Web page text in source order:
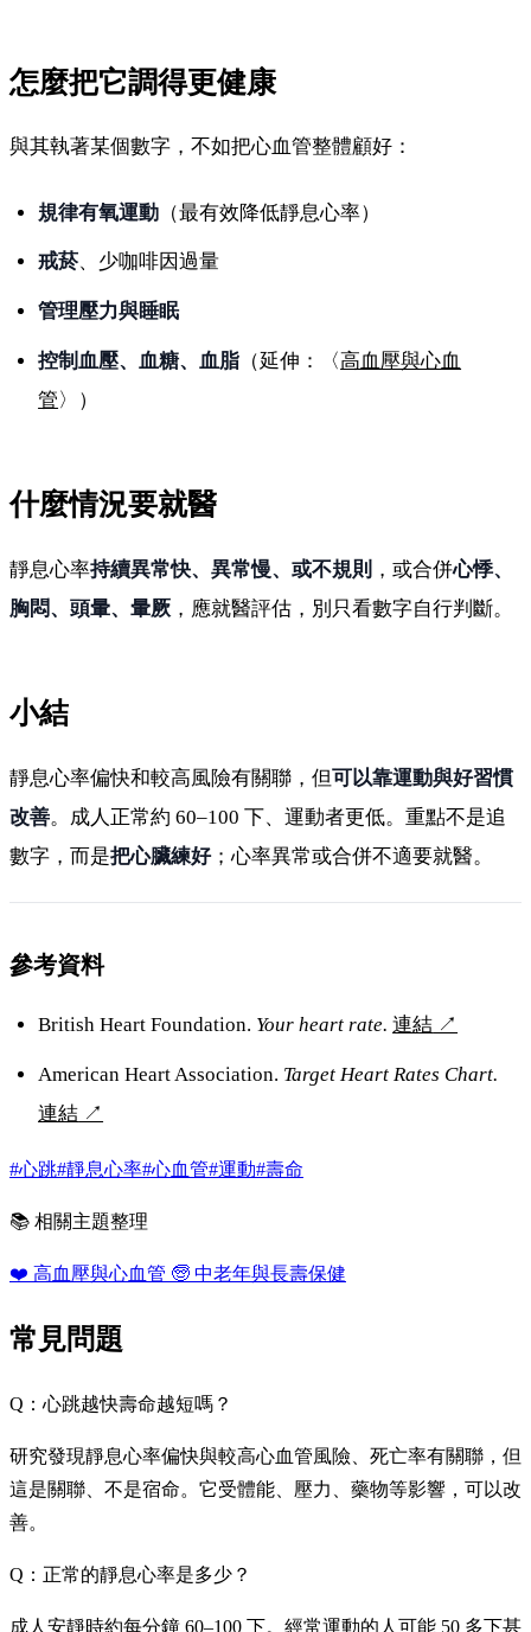
怎麼把它調得更健康
與其執著某個數字，不如把心血管整體顧好：
規律有氧運動 （最有效降低靜息心率）
戒菸、少咖啡因過量
管理壓力與睡眠
控制血壓、血糖、血脂 （延伸：〈高血壓與心血
管〉）
什麼情況要就醫
靜息心率持續異常快、異常慢、或不規則 ，或合併心悸、
胸悶、頭暈、暈厥 ，應就醫評估，別只看數字自行判斷。
小結
靜息心率偏快和較高風險有關聯，但可以靠運動與好習慣
改善。成人正常約 60–100 下、運動者更低。重點不是追
數字，而是把心臟練好；心率異常或合併不適要就醫。
參考資料
British Heart Foundation. Your heart rate. 連結 ↗
American Heart Association. Target Heart Rates Chart.
連結 ↗
#心跳#靜息心率#心血管#運動#壽命
📚 相關主題整理
❤️ 高血壓與心血管 🧓 中老年與長壽保健
常見問題
Q：心跳越快壽命越短嗎？
研究發現靜息心率偏快與較高心血管風險、死亡率有關聯，但
這是關聯、不是宿命。它受體能、壓力、藥物等影響，可以改
善。
Q：正常的靜息心率是多少？
成人安靜時約每分鐘 60–100 下。經常運動的人可能 50 多下甚